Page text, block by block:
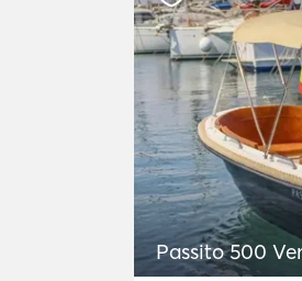
Passito 500